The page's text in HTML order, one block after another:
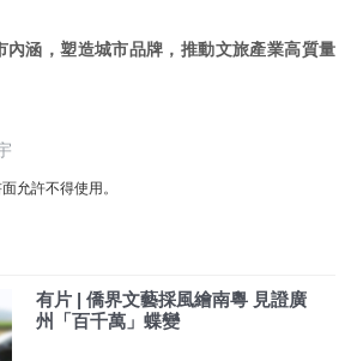
內涵，塑造城市品牌，推動文旅產業高質量
允許不得使用。
有片 | 僑界文藝採風繪南粵 見證廣
州「百千萬」蝶變